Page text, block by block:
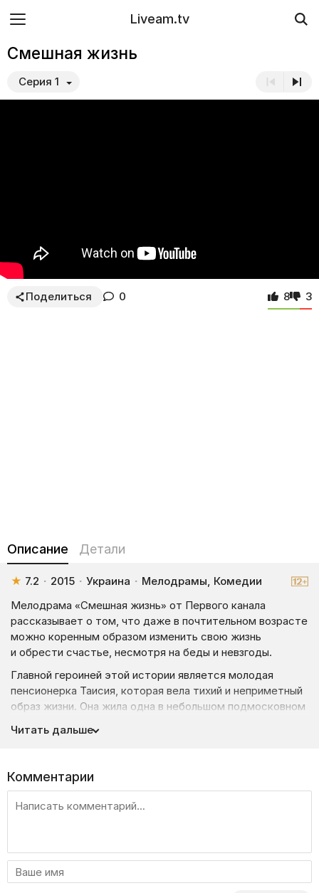
Liveam.tv
Смешная жизнь
Серия 1
Поделиться 0 8 3
Описание Детали
★ 7.2 · 2015 · Украина · Мелодрамы, Комедии
Мелодрама «Смешная жизнь» от Первого канала
рассказывает о том, что даже в почтительном возрасте
можно коренным образом изменить свою жизнь
и обрести счастье, несмотря на беды и невзгоды.
Главной героиней этой истории является молодая
пенсионерка Таисия, которая вела тихий и неприметный
образ жизни. Она жила одна в небольшом подмосковном
практически разваливался. Однажды в том бараке
и спастись. Местных жителей, которые оказались без
крыши над головой, переселили в пансионат
на некоторое время. Таисию же, которая оказалась
в беде, забрал к себе домой сын, который был
огромный город.
Смогла ли она привыкнуть к постоянному шуму, гаму
Читать дальше
Комментарии